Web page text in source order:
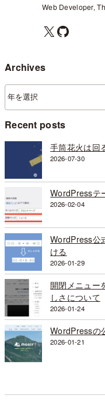
Web Developer,
X GitHub
Archives
ア
ー
カ
イ
ブ
Recent posts
手筒花火は回
2026-07-30
WordPressテ
2026-02-04
WordPress公
ける
2026-01-29
開閉メニュー
しさについて
2026-01-24
WordPressの
2026-01-21